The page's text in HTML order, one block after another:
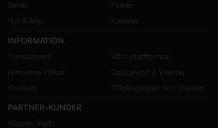
Serier
Filmer
Hyr & köp
Kanaler
INFORMATION
Kundservice
Våra plattformar
Allmänna villkor
Dataskydd & Viaplay
Cookies
Tillgänglighet hos Viaplay
PARTNER-KUNDER
Viaplay ingår